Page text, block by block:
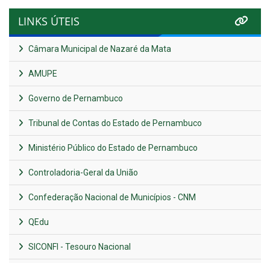
LINKS ÚTEIS
Câmara Municipal de Nazaré da Mata
AMUPE
Governo de Pernambuco
Tribunal de Contas do Estado de Pernambuco
Ministério Público do Estado de Pernambuco
Controladoria-Geral da União
Confederação Nacional de Municípios - CNM
QEdu
SICONFI - Tesouro Nacional